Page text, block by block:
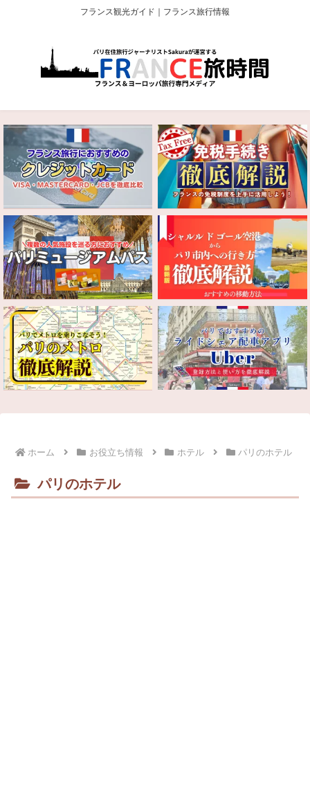
フランス観光ガイド｜フランス旅行情報
ホーム お役立ち情報 ホテル パリのホテル
パリのホテル